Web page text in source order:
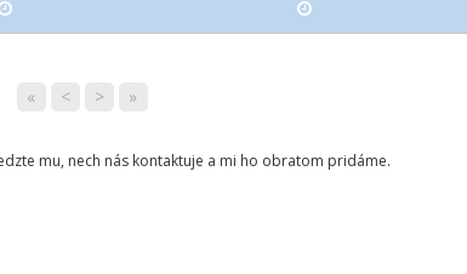
« < > »
mu, nech nás kontaktuje a mi ho obratom pridáme.